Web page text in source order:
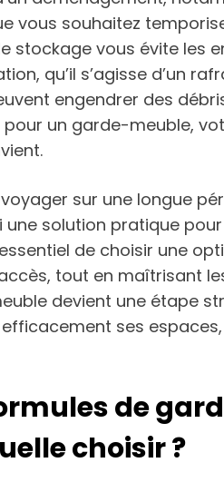
vous souhaitez
stockage vous évite les
qu’il s’agisse d’un
engendrer des
pour un garde-meuble,
sur une longue
solution pratique pour
de choisir une
tout en maîtrisant
devient une étape
ses
de
choisir ?